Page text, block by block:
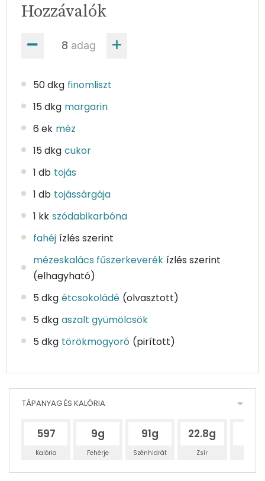
adag
Hozzávalók
50 dkg finomliszt
15 dkg margarin
6 ek méz
15 dkg cukor
1 db tojás
1 db tojássárgája
1 kk szódabikarbóna
fahéj ízlés szerint
mézeskalács fűszerkeverék ízlés szerint
(elhagyható)
5 dkg étcsokoládé (olvasztott)
5 dkg aszalt gyümölcsök
5 dkg törökmogyoró (pirított)
TÁPANYAG ÉS KALÓRIA
597
Kalória
9g
Fehérje
91g
Szénhidrát
22.8g
Zsír